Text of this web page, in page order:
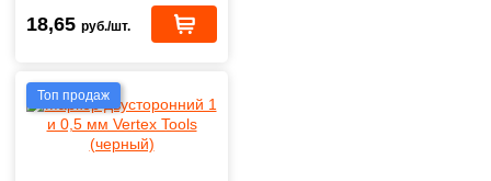
18,65 руб./шт.
Топ продаж